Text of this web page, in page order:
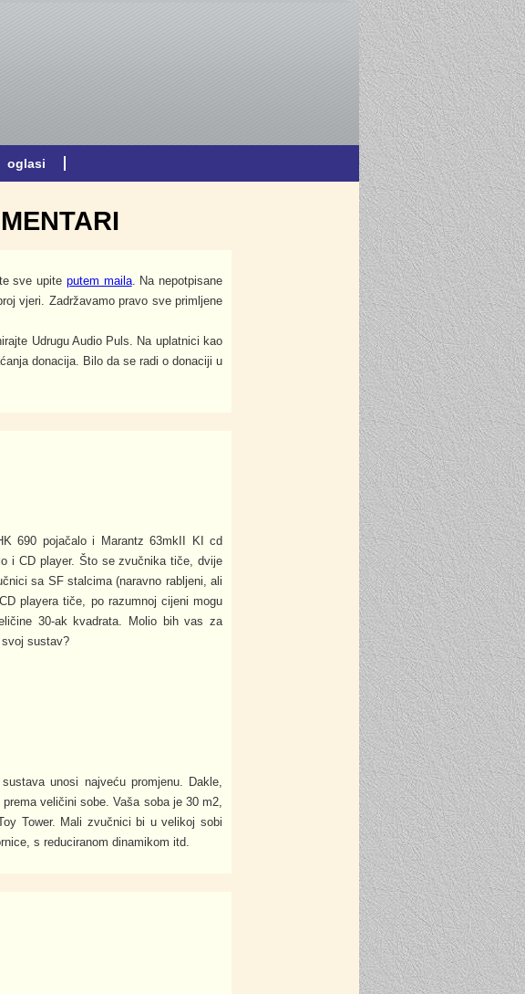
sve upite putem maila. Na nepotpisane
vjeri. Zadržavamo pravo sve primljene
Udrugu Audio Puls. Na uplatnici kao
donacija. Bilo da se radi o donaciji u
690 pojačalo i Marantz 63mkII KI cd
i CD player. Što se zvučnika tiče, dvije
sa SF stalcima (naravno rabljeni, ali
playera tiče, po razumnoj cijeni mogu
30-ak kvadrata. Molio bih vas za
svoj sustav?
unosi najveću promjenu. Dakle,
veličini sobe. Vaša soba je 30 m2,
Tower. Mali zvučnici bi u velikoj sobi
s reduciranom dinamikom itd.